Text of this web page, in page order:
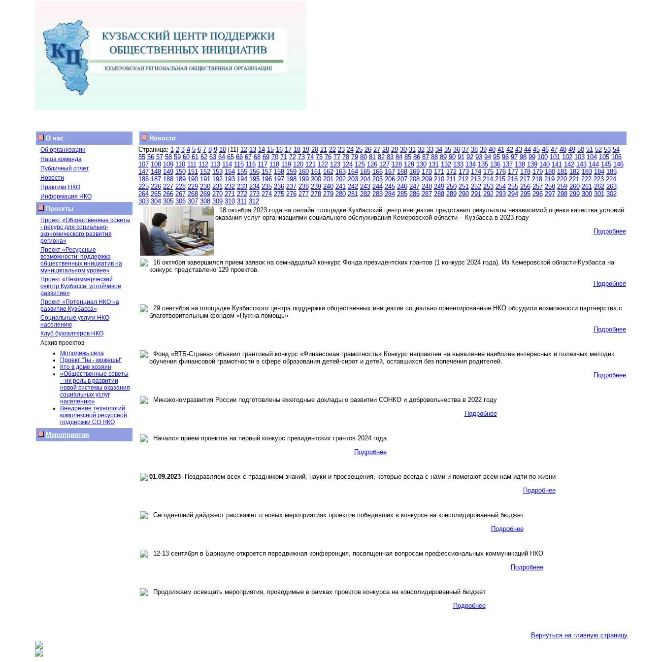
О нас
Об организации
Наша команда
Публичный отчет
Новости
Практики НКО
Информация НКО
Проекты
Проект «Общественные советы
- ресурс для социально-
экономического развития
региона»
Проект «Ресурсные
возможности: поддержка
общественных инициатив на
муниципальном уровне»
Проект «Некоммерческий
сектор Кузбасса: устойчивое
развитие»
Проект «Потенциал НКО на
развитие Кузбасса»
Социальные услуги НКО
населению
Клуб бухгалтеров НКО
Архив проектов
Молодежь села
Проект "Ты - можешь!"
Кто в доме хозяин
«Общественные советы
– их роль в развитии
новой системы оказания
социальных услуг
населению»
Внедрение технологий
комплексной ресурсной
поддержки СО НКО
Мероприятия
Новости
Страница: 1 2 3 4 5 6 7 8 9 10[11] 12 13 14 15 16 17 18 19 20 21 22 23 24 25 26 27 28 29 30 31 32 33 34 35 36 37 38 39 40 41 42 43 44 45 46 47 48 49 50 51 52 53 54
55 56 57 58 59 60 61 62 63 64 65 66 67 68 69 70 71 72 73 74 75 76 77 78 79 80 81 82 83 84 85 86 87 88 89 90 91 92 93 94 95 96 97 98 99 100 101 102 103 104 105 106
107 108 109 110 111 112 113 114 115 116 117 118 119 120 121 122 123 124 125 126 127 128 129 130 131 132 133 134 135 136 137 138 139 140 141 142 143 144 145 146
147 148 149 150 151 152 153 154 155 156 157 158 159 160 161 162 163 164 165 166 167 168 169 170 171 172 173 174 175 176 177 178 179 180 181 182 183 184 185
186 187 188 189 190 191 192 193 194 195 196 197 198 199 200 201 202 203 204 205 206 207 208 209 210 211 212 213 214 215 216 217 218 219 220 221 222 223 224
225 226 227 228 229 230 231 232 233 234 235 236 237 238 239 240 241 242 243 244 245 246 247 248 249 250 251 252 253 254 255 256 257 258 259 260 261 262 263
264 265 266 267 268 269 270 271 272 273 274 275 276 277 278 279 280 281 282 283 284 285 286 287 288 289 290 291 292 293 294 295 296 297 298 299 300 301 302
303 304 305 306 307 308 309 310 311 312
18 октября 2023 года на онлайн площадке Кузбасский центр инициатив представил результаты независимой оценки качества условий
оказания услуг организациями социального обслуживания Кемеровской области – Кузбасса в 2023 году
Подробнее
16 октября завершился прием заявок на семнадцатый конкурс Фонда президентских грантов (1 конкурс 2024 года). Из Кемеровской области-Кузбасса на
конкурс представлено 129 проектов.
Подробнее
29 сентября на площадке Кузбасского центра поддержки общественных инициатив социально ориентированные НКО обсудили возможности партнерства с
благотворительным фондом «Нужна помощь»
Подробнее
Фонд «ВТБ-Страна» объявил грантовый конкурс «Финансовая грамотность» Конкурс направлен на выявление наиболее интересных и полезных методик
обучения финансовой грамотности в сфере образования детей-сирот и детей, оставшихся без попечения родителей.
Подробнее
Минэкономразвития России подготовлены ежегодные доклады о развитии СОНКО и добровольчества в 2022 году
Подробнее
Начался прием проектов на первый конкурс президентских грантов 2024 года
Подробнее
01.09.2023Поздравляем всех с праздником знаний, науки и просвещения, которые всегда с нами и помогают всем нам идти по жизни
Подробнее
Сегодняшний дайджест расскажет о новых мероприятиях проектов победивших в конкурсе на консолидированный бюджет
Подробнее
12-13 сентября в Барнауле откроется передвижная конференция, посвященная вопросам профессиональных коммуникаций НКО
Подробнее
Продолжаем освещать мероприятия, проводимые в рамках проектов конкурса на консолидированный бюджет
Подробнее
Вернуться на главную страницу